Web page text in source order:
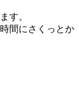
す。
間にさくっとか